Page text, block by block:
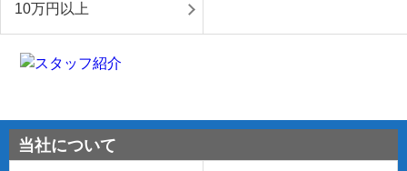
10万円以上
当社について